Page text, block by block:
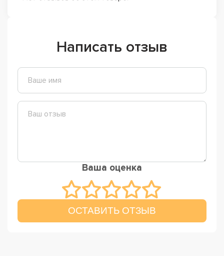
Написать отзыв
Ваша оценка
ОСТАВИТЬ ОТЗЫВ